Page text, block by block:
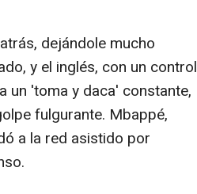
dejándole mucho
y el inglés, con un control
un 'toma y daca' constante,
fulgurante. Mbappé,
a la red asistido por